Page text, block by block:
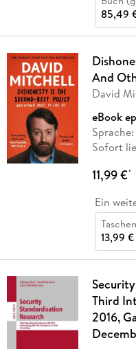
85,49
And
David
eBook
Sofort
11,99 €*
Ein
13,99 €
Third
2016,